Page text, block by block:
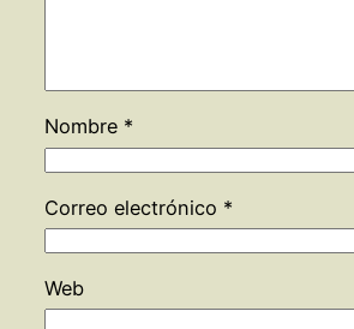
Nombre *
Correo electrónico *
Web